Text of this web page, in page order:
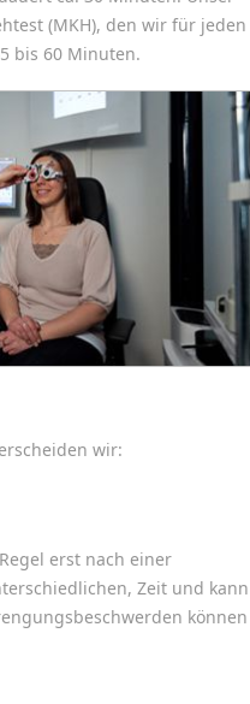
(MKH), den wir für jeden
bis 60 Minuten.
wir:
erst nach einer
Zeit und kann
können